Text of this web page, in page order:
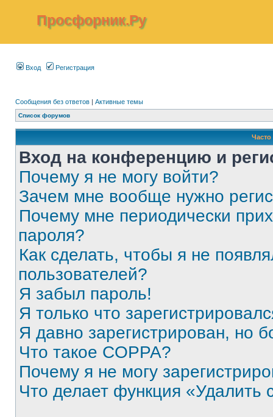
Просфорник.Ру
Вход Регистрация
Сообщения без ответов | Активные темы
Список форумов
Вход на конференцию и
Почему я не могу войти?
Зачем мне вообще нужно
Почему мне периодически
пароля?
Как сделать, чтобы я не
пользователей?
Я забыл пароль!
Я только что
Я давно зарегистрирован, но
Что такое COPPA?
Почему я не могу
Что делает функция «Удалить